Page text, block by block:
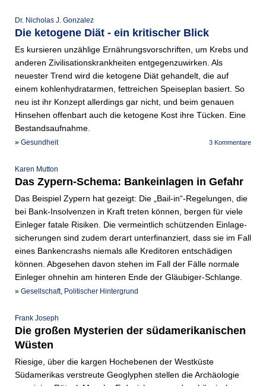
Dr. Nicholas J. Gonzalez
Die ketogene Diät - ein kritischer Blick
Es kursieren unzählige Ernährung­svorschriften, um Krebs und
anderen Zivilisationskrankheiten entgegenzuwirken. Als
neuester Trend wird die ketogene Diät gehandelt, die auf
einem kohlenhydratarmen, fettreichen Speiseplan basiert. So
neu ist ihr Konzept allerdings gar nicht, und beim genauen
Hinsehen offenbart auch die ketogene Kost ihre Tücken. Eine
Bestandsaufnahme.
3 Kommentare
» Gesundheit
Karen Mutton
Das Zypern-Schema: Bankeinlagen in Gefahr
Das Beispiel Zypern hat gezeigt: Die „Bail-in“-Regelungen, die
bei Bank-Insolvenzen in Kraft treten können, bergen für viele
Einleger fatale Risiken. Die vermeintlich schützenden Einlage­
sicherungen sind zudem derart unterfinanziert, dass sie im Fall
eines Bankencrashs niemals alle Kreditoren entschädigen
können. Abgesehen davon stehen im Fall der Fälle normale
Einleger ohnehin am hinteren Ende der Gläubiger-Schlange.
» Gesellschaft, Politischer Hintergrund
Frank Joseph
Die großen Mysterien der südamerikanischen
Wüsten
Riesige, über die kargen Hochebenen der Westküste
Südamerikas verstreute Geoglyphen stellen die Archäologie